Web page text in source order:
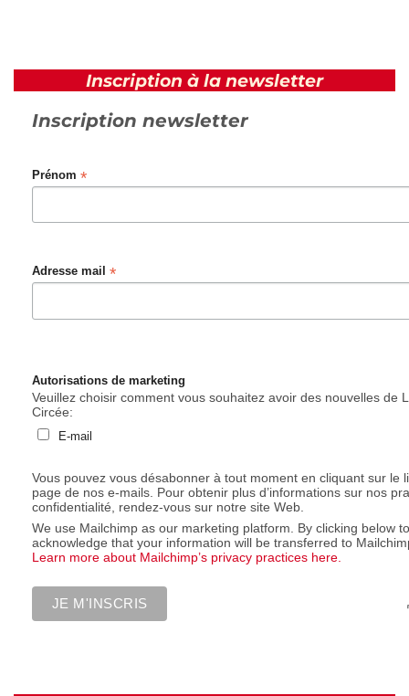
Inscription à la newsletter
Inscription newsletter
Prénom *
Adresse mail *
Autorisations de marketing
Veuillez choisir comment vous souhaitez avoir des nouvelles de
Circée:
E-mail
Vous pouvez vous désabonner à tout moment en cliquant sur le
page de nos e-mails. Pour obtenir plus d’informations sur nos
confidentialité, rendez-vous sur notre site Web.
We use Mailchimp as our marketing platform. By clicking below
acknowledge that your information will be transferred to
Learn more about Mailchimp’s privacy practices here.